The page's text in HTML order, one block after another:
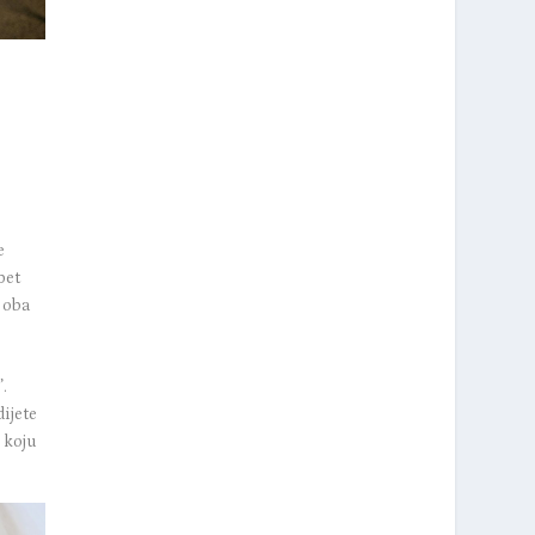
koju